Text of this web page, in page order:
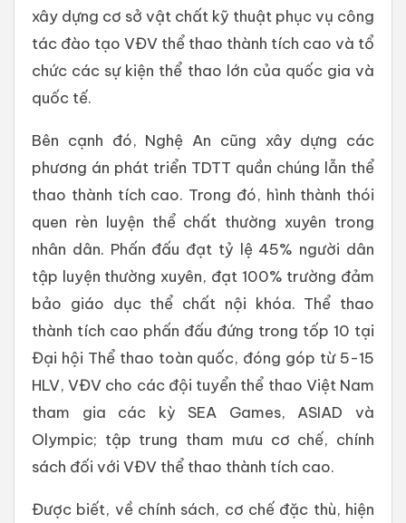
xây dựng cơ sở vật chất kỹ thuật phục vụ công
tác đào tạo VĐV thể thao thành tích cao và tổ
chức các sự kiện thể thao lớn của quốc gia và
quốc tế.
Bên cạnh đó, Nghệ An cũng xây dựng các
phương án phát triển TDTT quần chúng lẫn thể
thao thành tích cao. Trong đó, hình thành thói
quen rèn luyện thể chất thường xuyên trong
nhân dân. Phấn đấu đạt tỷ lệ 45% người dân
tập luyện thường xuyên, đạt 100% trường đảm
bảo giáo dục thể chất nội khóa. Thể thao
thành tích cao phấn đấu đứng trong tốp 10 tại
Đại hội Thể thao toàn quốc, đóng góp từ 5-15
HLV, VĐV cho các đội tuyển thể thao Việt Nam
tham gia các kỳ SEA Games, ASIAD và
Olympic; tập trung tham mưu cơ chế, chính
sách đối với VĐV thể thao thành tích cao.
Được biết, về chính sách, cơ chế đặc thù, hiện